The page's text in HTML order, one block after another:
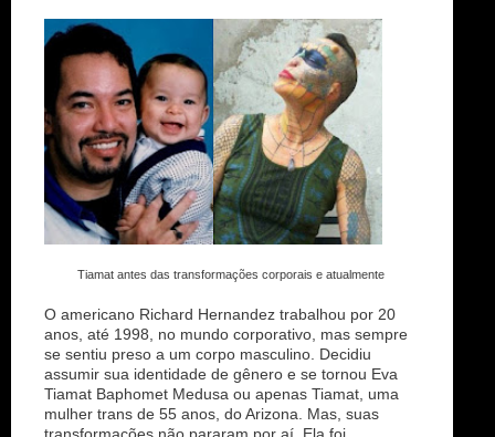
Tiamat antes das transformações corporais e atualmente
O americano Richard Hernandez trabalhou por 20
anos, até 1998, no mundo corporativo, mas sempre
se sentiu preso a um corpo masculino. Decidiu
assumir sua identidade de gênero e se tornou Eva
Tiamat Baphomet Medusa ou apenas Tiamat, uma
mulher trans de 55 anos, do Arizona. Mas, suas